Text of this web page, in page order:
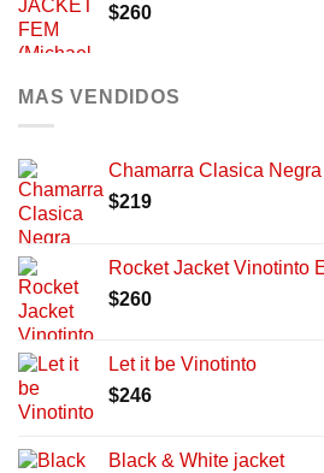
$260
MAS VENDIDOS
Chamarra Clasica Negra
$219
Rocket Jacket Vinotinto
$260
Let it be Vinotinto
$246
Black & White jacket